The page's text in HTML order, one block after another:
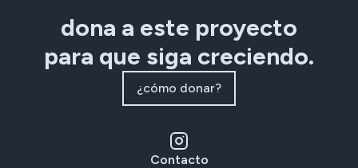
dona a este proyecto
para que siga creciendo.
¿cómo donar?
Contacto